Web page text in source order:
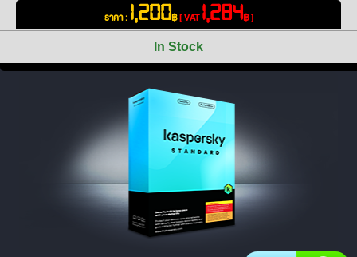
ราคา : 1,200฿[ VAT1,284฿ ]
In Stock